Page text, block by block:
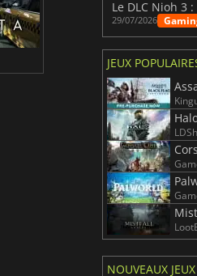
Total War WARHAMMER 3
29/07/2026
JEUX
NOUVEAUX JEUX